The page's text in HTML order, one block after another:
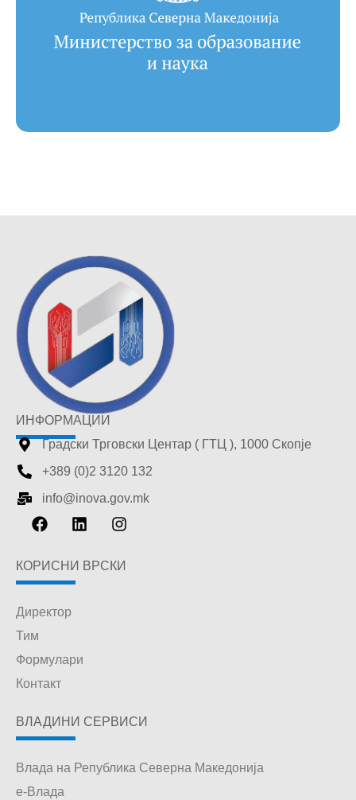
ИНФОРМАЦИИ
Градски Трговски Центар ( ГТЦ ), 1000 Скопје
+389 (0)2 3120 132
info@inova.gov.mk
КОРИСНИ ВРСКИ
Директор
Тим
Формулари
Контакт
ВЛАДИНИ СЕРВИСИ
Влада на Република Северна Македонија
е-Влада